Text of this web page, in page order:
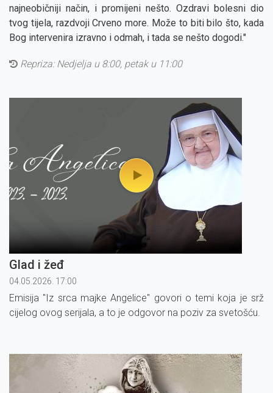
najneobičniji način, i promijeni nešto. Ozdravi bolesni dio
tvog tijela, razdvoji Crveno more. Može to biti bilo što, kada
Bog intervenira izravno i odmah, i tada se nešto dogodi."
Repriza: Nedjelja u 8:00, petak u 11:00
Glad i žeđ
04.05.2026. 17:00
Emisija "Iz srca majke Angelice" govori o temi koja je srž
cijelog ovog serijala, a to je odgovor na poziv za svetošću.